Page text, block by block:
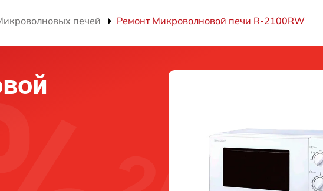
печей Ремонт Микроволновой печи R-2100RW